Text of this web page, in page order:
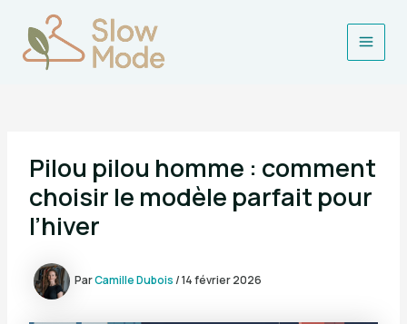
contenu
Main
Pilou pilou homme : comment
choisir le modèle parfait pour
l’hiver
ParCamille Dubois/14 février 2026